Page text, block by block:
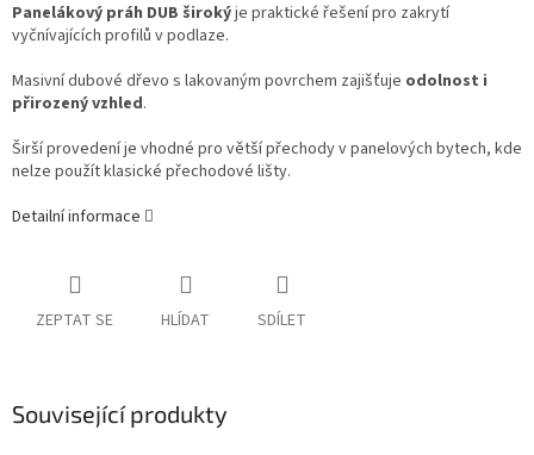
Panelákový práh DUB širokýje praktické řešení pro zakrytí
vyčnívajících profilů v podlaze.
Masivní dubové dřevo s lakovaným povrchem zajišťuje odolnost i
přirozený vzhled.
Širší provedení je vhodné pro větší přechody v panelových bytech, kde
nelze použít klasické přechodové lišty.
Detailní informace
ZEPTAT SE HLÍDAT SDÍLET
Související produkty